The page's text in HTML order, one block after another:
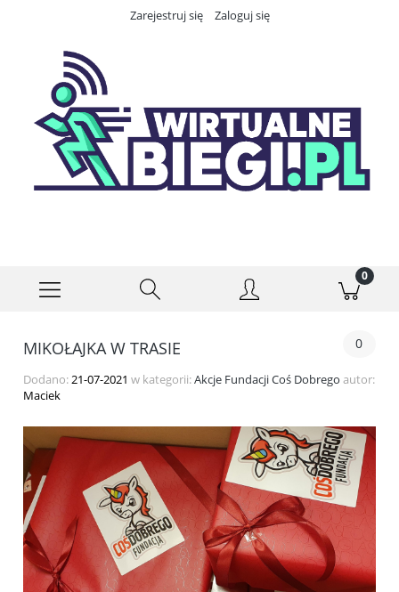
Zarejestruj się Zaloguj się
MIKOŁAJKA W TRASIE 0
Dodano:21-07-2021 w kategorii:Akcje Fundacji Coś Dobrego autor:
Maciek